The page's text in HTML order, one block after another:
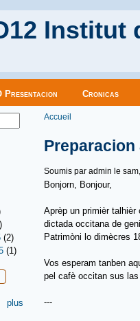
Institut
Presentacion Cronicas
recherche
(2)
(1)
plus
Vous êtes ici
Accueil
Preparacion
Soumis par admin le
Bonjorn, Bonjour,
Aprèp un primièr
dictada occitana de
Patrimòni lo dimècres
Vos esperam tanben
pel cafè occitan sus
---